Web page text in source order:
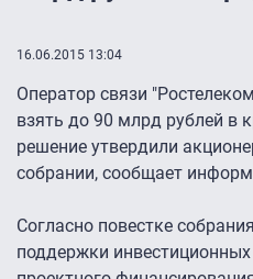
16.06.2015 13:04
Оператор связи
взять до 90 млрд рублей в
решение утвердили
собрании, сообщает
Согласно повестке
поддержки